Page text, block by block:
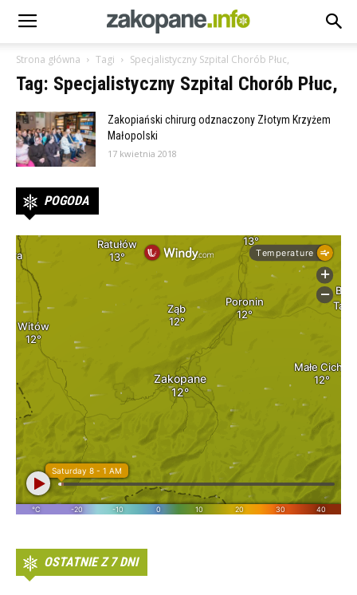
Strona główna Tagi Specjalistyczny Szpital Chorób Płuc,
Tag: Specjalistyczny Szpital Chorób Płuc,
Zakopiański chirurg odznaczony Złotym Krzyżem
Małopolski
17 kwietnia 2018
POGODA
OSTATNIE Z 7 DNI